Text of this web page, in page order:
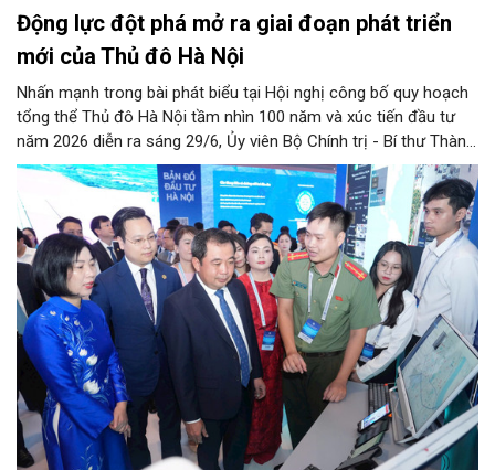
Động lực đột phá mở ra giai đoạn phát triển
mới của Thủ đô Hà Nội
Nhấn mạnh trong bài phát biểu tại Hội nghị công bố quy hoạch
tổng thể Thủ đô Hà Nội tầm nhìn 100 năm và xúc tiến đầu tư
năm 2026 diễn ra sáng 29/6, Ủy viên Bộ Chính trị - Bí thư Thành
ủy Hà Nội Trần Đức Thắng khẳng định: “Động lực đột phá từ thể
chế, không gian mới từ quy hoạch sẽ là bệ phóng hiện thực hóa
khát vọng xây dựng Thủ đô trở thành nơi hội tụ tri thức và công
nghệ. Người dân được sống trong môi trường văn minh, an toàn
và hạnh phúc”.